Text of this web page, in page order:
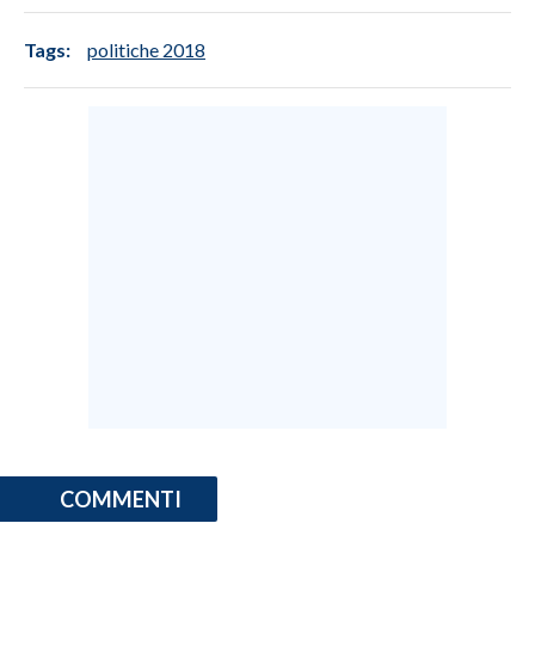
3 MINUTI CON
Tags: politiche 2018
COMMENTI